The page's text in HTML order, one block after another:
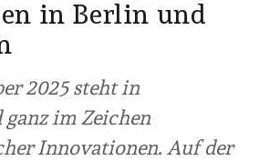
in Berlin und
2025 steht in
ganz im Zeichen
Innovationen. Auf der